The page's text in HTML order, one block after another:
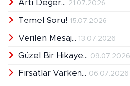
Artı Değer... 21.07.2026
Temel Soru! 15.07.2026
Verilen Mesaj... 13.07.2026
Güzel Bir Hikaye... 09.07.2026
Fırsatlar Varken... 06.07.2026